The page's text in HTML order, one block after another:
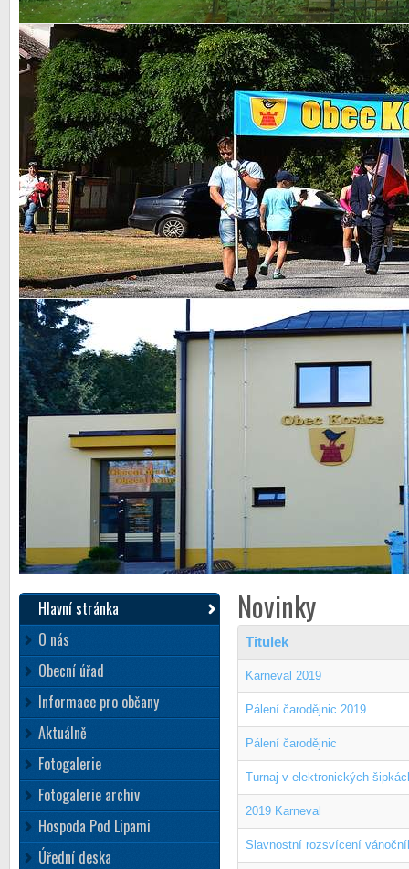
Hlavní stránka
O nás
Obecní úřad
Informace pro občany
Aktuálně
Fotogalerie
Fotogalerie archiv
Hospoda Pod Lipami
Úřední deska
Novinky
Titulek
Karneval 2019
Pálení čarodějnic 2019
Pálení čarodějnic
Turnaj v elektronických
2019 Karneval
Slavnostní rozsvícení